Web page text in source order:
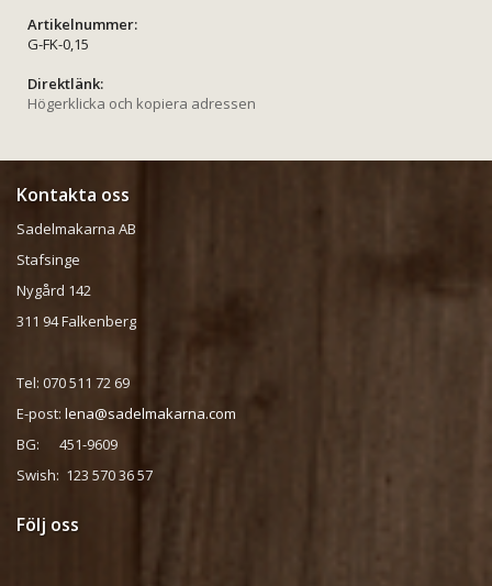
Artikelnummer:
G-FK-0,15
Direktlänk:
Högerklicka och kopiera adressen
Kontakta oss
Sadelmakarna AB
Stafsinge
Nygård 142
311 94 Falkenberg
Tel: 070 511 72 69
E-post: lena@sadelmakarna.com
BG: 451-9609
Swish: 123 570 36 57
Följ oss